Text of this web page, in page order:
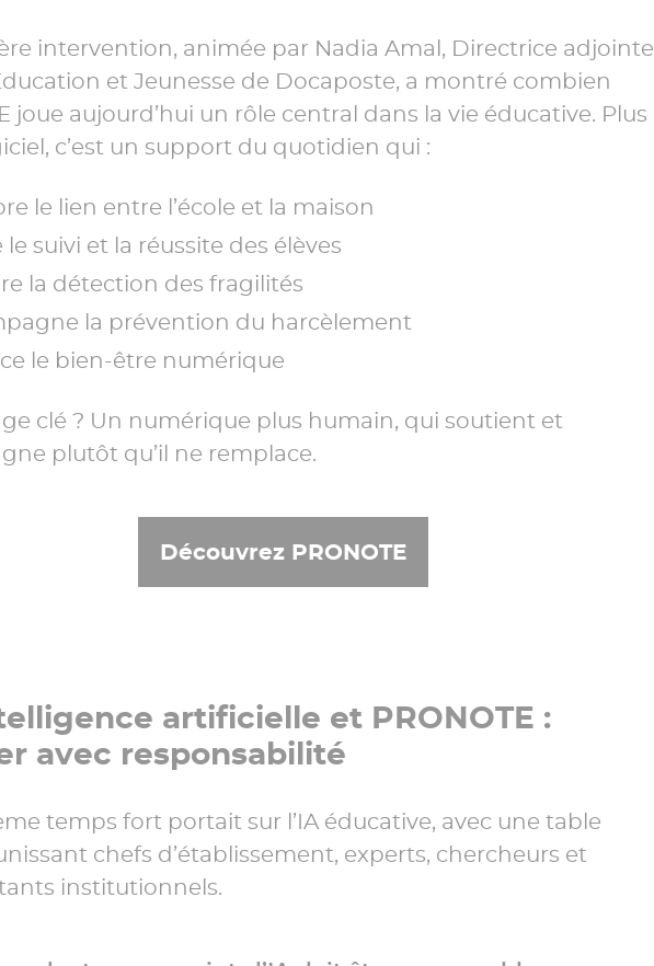
intervention, animée par Nadia Amal, Directrice adjointe
et Jeunesse de Docaposte, a montré combien
joue aujourd’hui un rôle central dans la vie éducative. Plus
c’est un support du quotidien qui :
le lien entre l’école et la maison
le suivi et la réussite des élèves
la détection des fragilités
la prévention du harcèlement
le bien-être numérique
clé ? Un numérique plus humain, qui soutient et
plutôt qu’il ne remplace.
Découvrez PRONOTE
artificielle et PRONOTE :
avec responsabilité
temps fort portait sur l’IA éducative, avec une table
chefs d’établissement, experts, chercheurs et
institutionnels.